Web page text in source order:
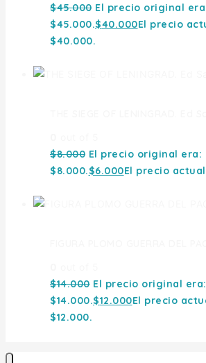
$45.000 El precio original
$45.000.$40.000El precio
$40.000.
$8.000 El precio original era:
$8.000.$6.000El precio
$14.000 El precio original era:
$14.000.$12.000El precio
$12.000.